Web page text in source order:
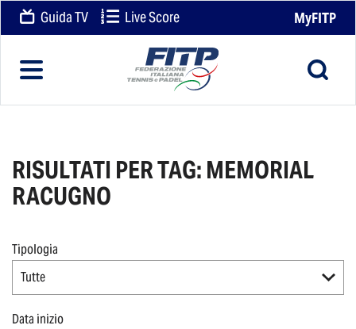
Guida TV Live Score MyFITP
RISULTATI PER TAG: MEMORIAL
RACUGNO
Tipologia
Tutte
Data inizio